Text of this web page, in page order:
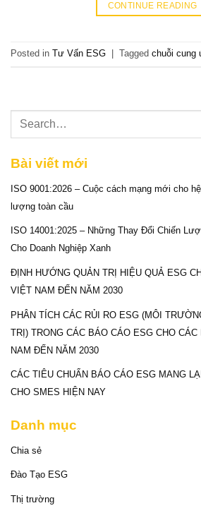
CONTINUE READING
Posted in Tư Vấn ESG Tagged chuỗi cung
Bài viết mới
ISO 9001:2026 – Cuộc cách mạng mới cho
lượng toàn cầu
ISO 14001:2025 – Những Thay Đổi Chiến
Cho Doanh Nghiệp Xanh
ĐỊNH HƯỚNG QUẢN TRỊ HIỆU QUẢ ESG
VIỆT NAM ĐẾN NĂM 2030
PHÂN TÍCH CÁC RỦI RO ESG (MÔI
TRỊ) TRONG CÁC BÁO CÁO ESG CHO
NAM ĐẾN NĂM 2030
CÁC TIÊU CHUẨN BÁO CÁO ESG MANG
CHO SMES HIỆN NAY
Danh mục
Chia sẻ
Đào Tạo ESG
Thị trường